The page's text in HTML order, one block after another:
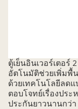
ตู้เย็นอินเวอร์เตอร์
อัตโนมัติช่วยเพิ่มพื้
ด้วยเทคโนโลยีลด
ตอบโจทย์เรื่องปร
ประกันยาวนานกว่า